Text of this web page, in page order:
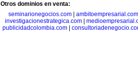
Otros dominios en venta:
seminarionegocios.com| ambitoempresarial.com
investigacionestrategica.com
publicidadcolombia.com|